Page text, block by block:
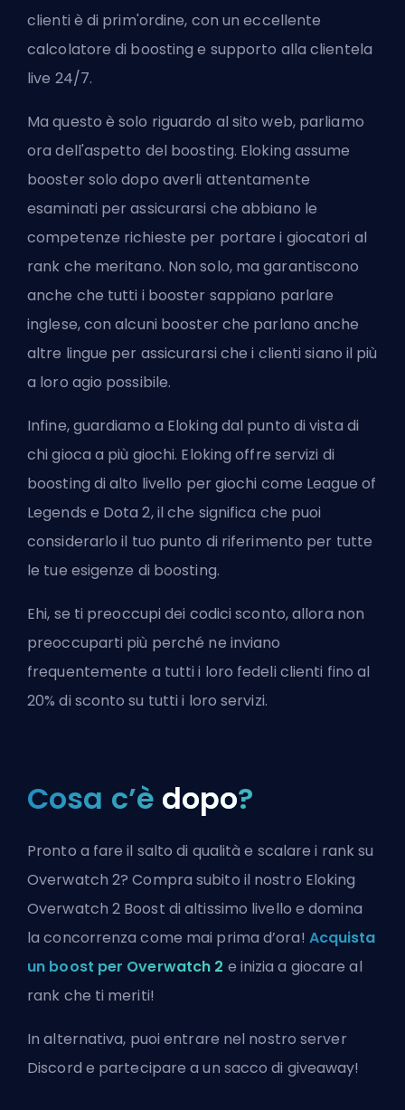
clienti è di prim'ordine, con un eccellente
calcolatore di boosting e supporto alla clientela
live 24/7.
Ma questo è solo riguardo al sito web, parliamo
ora dell'aspetto del boosting. Eloking assume
booster solo dopo averli attentamente
esaminati per assicurarsi che abbiano le
competenze richieste per portare i giocatori al
rank che meritano. Non solo, ma garantiscono
anche che tutti i booster sappiano parlare
inglese, con alcuni booster che parlano anche
altre lingue per assicurarsi che i clienti siano il più
a loro agio possibile.
Infine, guardiamo a Eloking dal punto di vista di
chi gioca a più giochi. Eloking offre servizi di
boosting di alto livello per giochi come League of
Legends e Dota 2, il che significa che puoi
considerarlo il tuo punto di riferimento per tutte
le tue esigenze di boosting.
Ehi, se ti preoccupi dei codici sconto, allora non
preoccuparti più perché ne inviano
frequentemente a tutti i loro fedeli clienti fino al
20% di sconto su tutti i loro servizi.
Cosa c’è dopo?
Pronto a fare il salto di qualità e scalare i rank su
Overwatch 2? Compra subito il nostro Eloking
Overwatch 2 Boost di altissimo livello e domina
la concorrenza come mai prima d’ora! Acquista
un boost per Overwatch 2 e inizia a giocare al
rank che ti meriti!
In alternativa, puoientrare nel nostro server
Discord e partecipare a un sacco di giveaway!